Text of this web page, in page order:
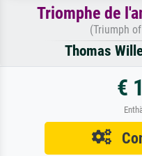
Triomphe de
(Triumph
Thomas
€